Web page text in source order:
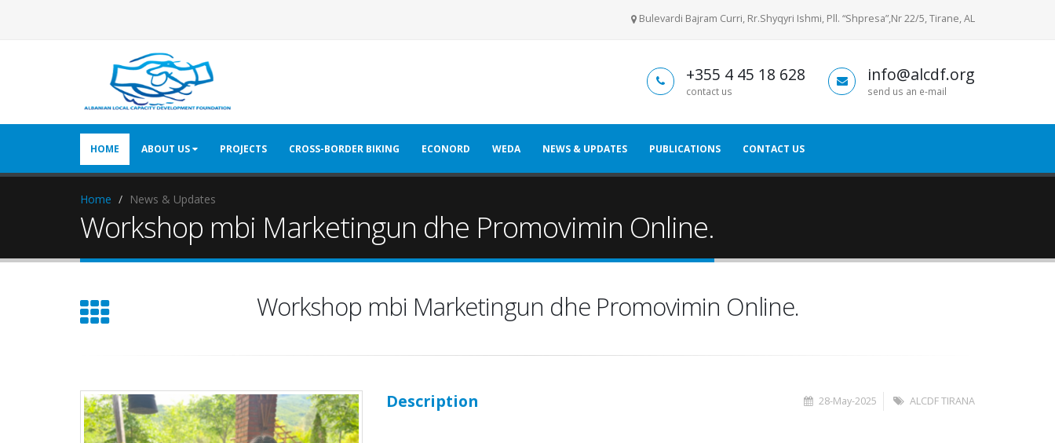
Bulevardi Bajram Curri, Rr.Shyqyri Ishmi, Pll. “Shpresa”,Nr 22/5, Tirane, AL
+355 4 45 18 628
contact us
info@alcdf.org
send us an e-mail
HOME ABOUT US PROJECTS CROSS-BORDER BIKING ECONORD WEDA NEWS & UPDATES PUBLICATIONS CONTACT US
Home News & Updates
Workshop mbi Marketingun dhe Promovimin Online.
Workshop mbi Marketingun dhe Promovimin Online.
28-May-2025 ALCDF TIRANA
Description